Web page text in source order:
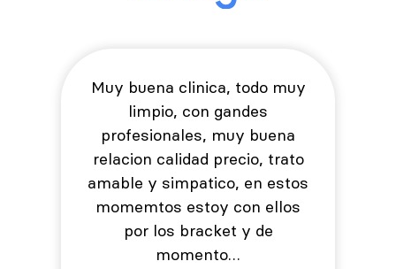
Muy buena clinica, todo muy
limpio, con gandes
profesionales, muy buena
relacion calidad precio, trato
amable y simpatico, en estos
momemtos estoy con ellos
por los bracket y de
momento…